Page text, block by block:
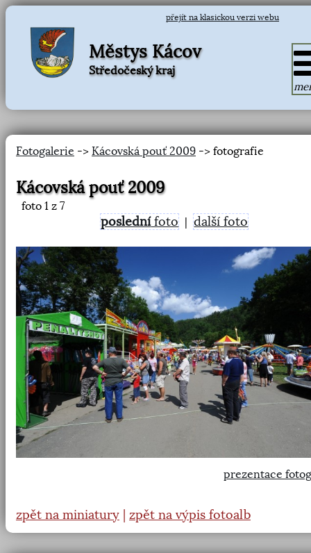
přejít na klasickou verzi webu
Městys Kácov
Středočeský kraj
Fotogalerie -> Kácovská pouť 2009 -> fotografie
Kácovská pouť 2009
foto 1 z 7
poslednífoto |další foto
prezentace
zpět na miniatury zpět na výpis fotoalb